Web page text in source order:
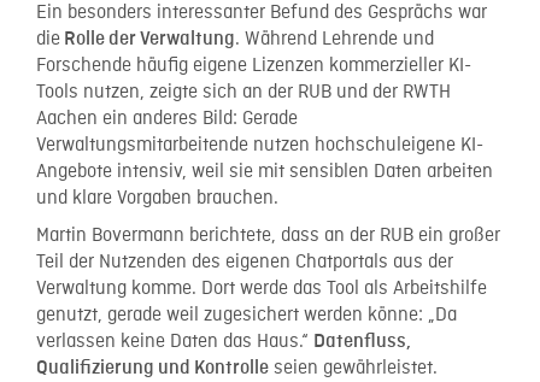
Ein besonders interessanter Befund des Gesprächs war
die Rolle der Verwaltung. Während Lehrende und
Forschende häufig eigene Lizenzen kommerzieller KI-
Tools nutzen, zeigte sich an der RUB und der RWTH
Aachen ein anderes Bild: Gerade
Verwaltungsmitarbeitende nutzen hochschuleigene KI-
Angebote intensiv, weil sie mit sensiblen Daten arbeiten
und klare Vorgaben brauchen.
Martin Bovermann berichtete, dass an der RUB ein großer
Teil der Nutzenden des eigenen Chatportals aus der
Verwaltung komme. Dort werde das Tool als Arbeitshilfe
genutzt, gerade weil zugesichert werden könne: „Da
verlassen keine Daten das Haus.“ Datenfluss,
Qualifizierung und Kontrolle seien gewährleistet.